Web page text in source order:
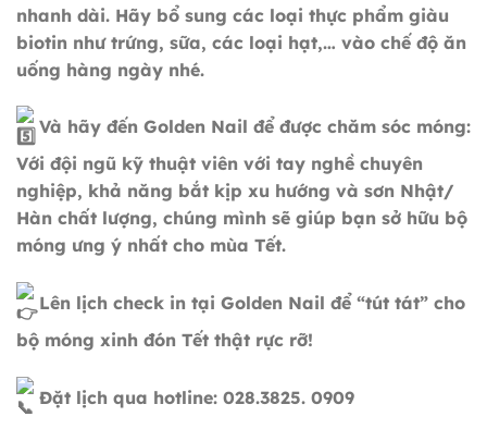
nhanh dài. Hãy bổ sung các loại thực phẩm giàu
biotin như trứng, sữa, các loại hạt,… vào chế độ ăn
uống hàng ngày nhé.
Và hãy đến Golden Nail để được chăm sóc móng:
Với đội ngũ kỹ thuật viên với tay nghề chuyên
nghiệp, khả năng bắt kịp xu hướng và sơn Nhật/
Hàn chất lượng, chúng mình sẽ giúp bạn sở hữu bộ
móng ưng ý nhất cho mùa Tết.
Lên lịch check in tại Golden Nail để “tút tát” cho
bộ móng xinh đón Tết thật rực rỡ!
Đặt lịch qua hotline: 028.3825. 0909